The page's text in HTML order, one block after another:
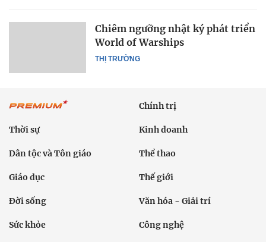
THỊ TRƯỜNG
Chiêm ngưỡng nhật ký phát triển
World of Warships
Chính trị
Thời sự Kinh doanh
Dân tộc và Tôn giáo Thể thao
Giáo dục Thế giới
Đời sống Văn hóa - Giải trí
Sức khỏe Công nghệ